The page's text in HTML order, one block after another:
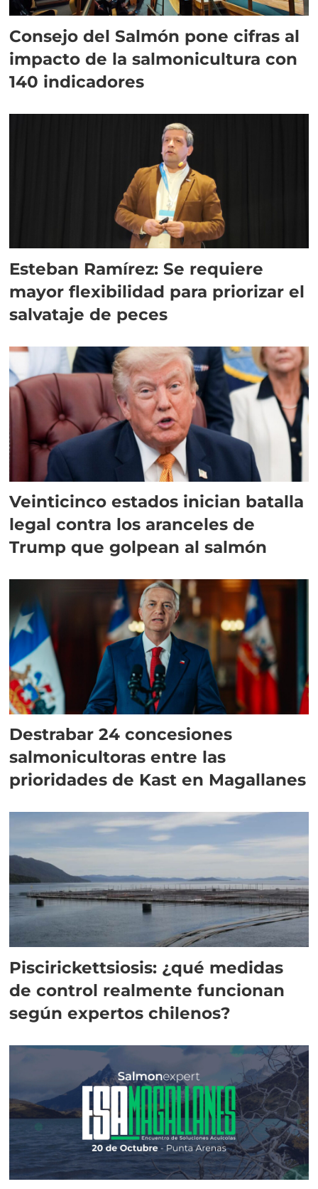
Consejo del Salmón pone cifras al
impacto de la salmonicultura con
140 indicadores
Esteban Ramírez: Se requiere
mayor flexibilidad para priorizar el
salvataje de peces
Veinticinco estados inician batalla
legal contra los aranceles de
Trump que golpean al salmón
Destrabar 24 concesiones
salmonicultoras entre las
prioridades de Kast en Magallanes
Piscirickettsiosis: ¿qué medidas
de control realmente funcionan
según expertos chilenos?